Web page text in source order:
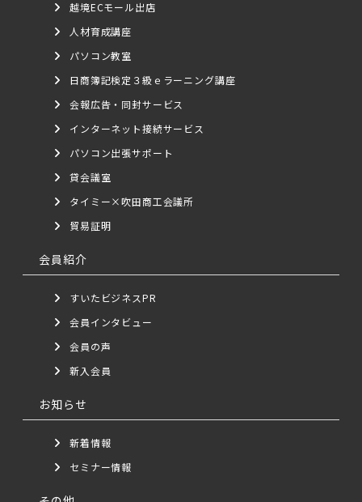
越境ECモール出店
人材育成講座
パソコン教室
日商簿記検定３級ｅラーニング講座
会報広告・同封サービス
インターネット接続サービス
パソコン出張サポート
貸会議室
タイミー×吹田商工会議所
貿易証明
会員紹介
すいたビジネスPR
会員インタビュー
会員の声
新入会員
お知らせ
新着情報
セミナー情報